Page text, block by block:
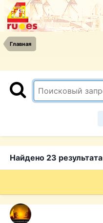
Главная
Найдено 23 результата